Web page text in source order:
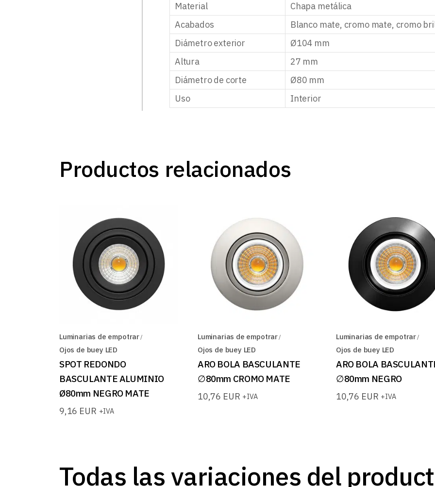
Material
Chapa metálica
Acabados
Blanco mate, cromo mate, cromo
Diámetro exterior
Ø104 mm
Altura
27 mm
Diámetro de corte
Ø80 mm
Uso
Interior
Productos relacionados
Luminarias de empotrar
Ojos de buey LED
SPOT REDONDO
BASCULANTE ALUMINIO
Ø80mm NEGRO MATE
9,16 EUR +IVA
Luminarias de empotrar
Ojos de buey LED
ARO BOLA BASCULANTE
∅80mm CROMO MATE
10,76 EUR +IVA
Luminarias de empotrar
Ojos de buey LED
ARO BOLA
∅80mm NEGRO
10,76 EUR +IVA
Todas las variaciones del